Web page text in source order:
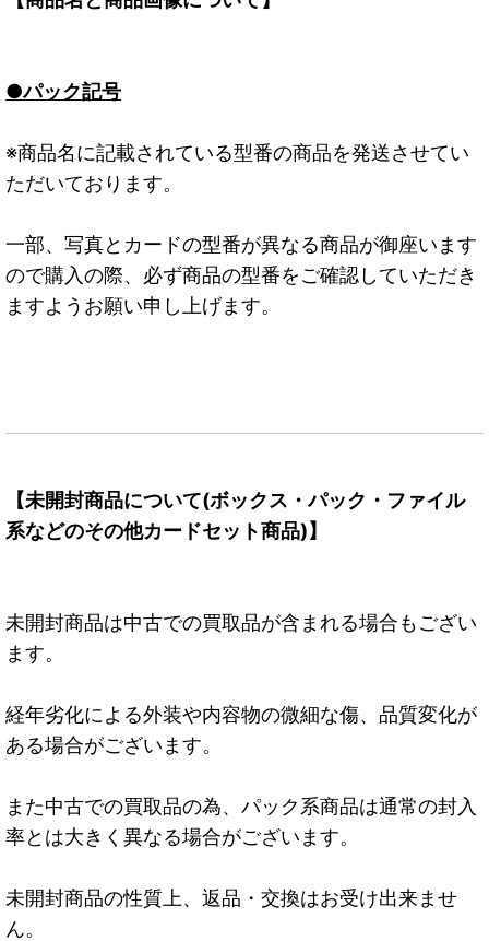
●パック記号
※商品名に記載されている型番の商品を発送させてい
ただいております。
一部、写真とカードの型番が異なる商品が御座います
ので購入の際、必ず商品の型番をご確認していただき
ますようお願い申し上げます。
【未開封商品について(ボックス・パック・ファイル
系などのその他カードセット商品)】
未開封商品は中古での買取品が含まれる場合もござい
ます。
経年劣化による外装や内容物の微細な傷、品質変化が
ある場合がございます。
また中古での買取品の為、パック系商品は通常の封入
率とは大きく異なる場合がございます。
未開封商品の性質上、返品・交換はお受け出来ませ
ん。